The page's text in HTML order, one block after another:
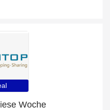
Woche